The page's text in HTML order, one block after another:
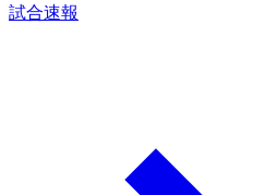
試合速報